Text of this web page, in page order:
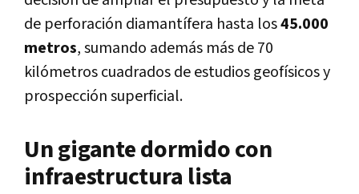
de perforación diamantífera hasta los45.000
metros, sumando además más de 70
kilómetros cuadrados de estudios geofísicos y
prospección superficial.
Un gigante dormido con
infraestructura lista